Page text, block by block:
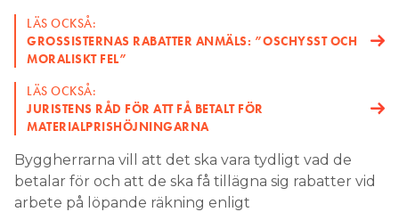
LÄS OCKSÅ:
GROSSISTERNAS RABATTER ANMÄLS: ”OSCHYSST OCH
MORALISKT FEL”
LÄS OCKSÅ:
JURISTENS RÅD FÖR ATT FÅ BETALT FÖR
MATERIALPRISHÖJNINGARNA
Byggherrarna vill att det ska vara tydligt vad de
betalar för och att de ska få tillägna sig rabatter vid
arbete på löpande räkning enligt